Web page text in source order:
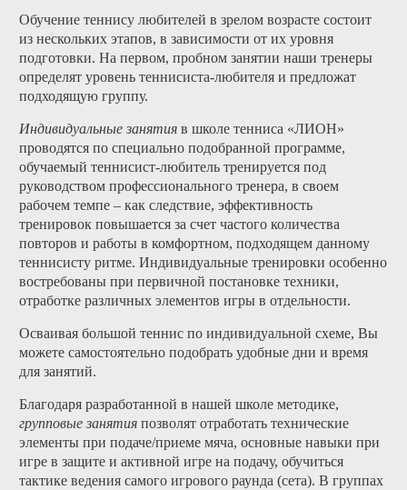
Обучение теннису любителей в зрелом возрасте состоит
из нескольких этапов, в зависимости от их уровня
подготовки. На первом, пробном занятии наши тренеры
определят уровень теннисиста-любителя и предложат
подходящую группу.
Индивидуальные занятияв школе тенниса «ЛИОН»
проводятся по специально подобранной программе,
обучаемый теннисист-любитель тренируется под
руководством профессионального тренера, в своем
рабочем темпе – как следствие, эффективность
тренировок повышается за счет частого количества
повторов и работы в комфортном, подходящем данному
теннисисту ритме. Индивидуальные тренировки особенно
востребованы при первичной постановке техники,
отработке различных элементов игры в отдельности.
Осваивая большой теннис по индивидуальной схеме, Вы
можете самостоятельно подобрать удобные дни и время
для занятий.
Благодаря разработанной в нашей школе методике,
групповые занятияпозволят отработать технические
элементы при подаче/приеме мяча, основные навыки при
игре в защите и активной игре на подачу, обучиться
тактике ведения самого игрового раунда (сета). В группах